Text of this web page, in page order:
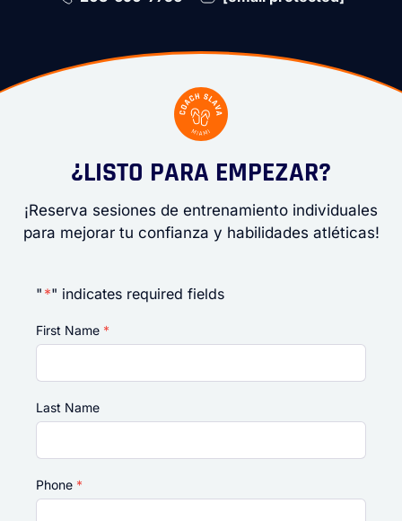
¿LISTO PARA EMPEZAR?
¡Reserva sesiones de entrenamiento individuales
para mejorar tu confianza y habilidades atléticas!
" *" indicates required fields
First Name *
Last Name
Phone *